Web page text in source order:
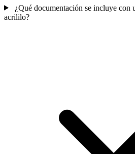
¿Qué documentación se incluye con
acrililo?